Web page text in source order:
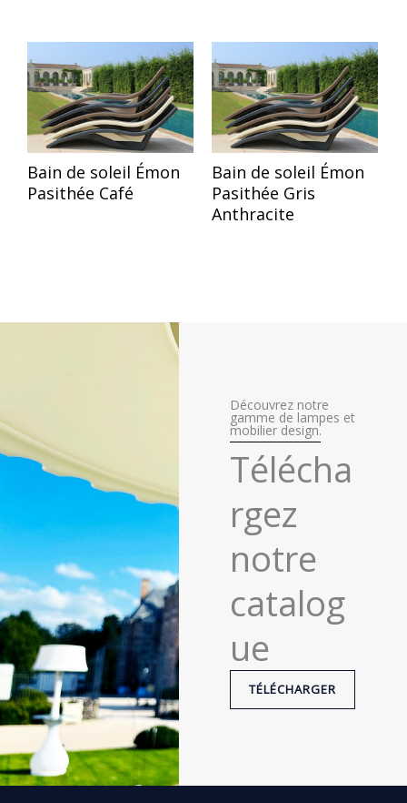
Bain de soleil Émon
Pasithée Café
Bain de soleil Émon
Pasithée Gris
Anthracite
Découvrez notre
gamme de lampes et
mobilier design.
Télécha
rgez
notre
catalog
ue
TÉLÉCHARGER